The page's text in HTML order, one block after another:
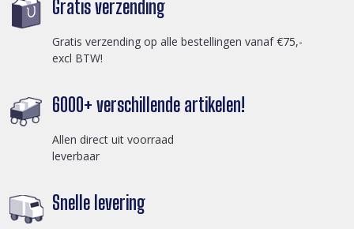
Gratis verzending
Gratis verzending op alle bestellingen vanaf €75,-
excl BTW!
6000+ verschillende artikelen!
Allen direct uit voorraad
leverbaar
Snelle levering